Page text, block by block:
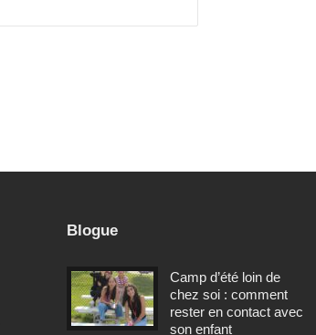
Blogue
Camp d’été loin de
chez soi : comment
rester en contact avec
son enfant